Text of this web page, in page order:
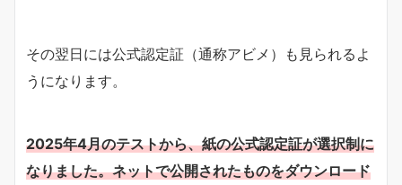
その翌日には公式認定証（通称アビメ）も見られるよ
うになります。
2025年4月のテストから、紙の公式認定証が選択制に
なりました。ネットで公開されたものをダウンロード